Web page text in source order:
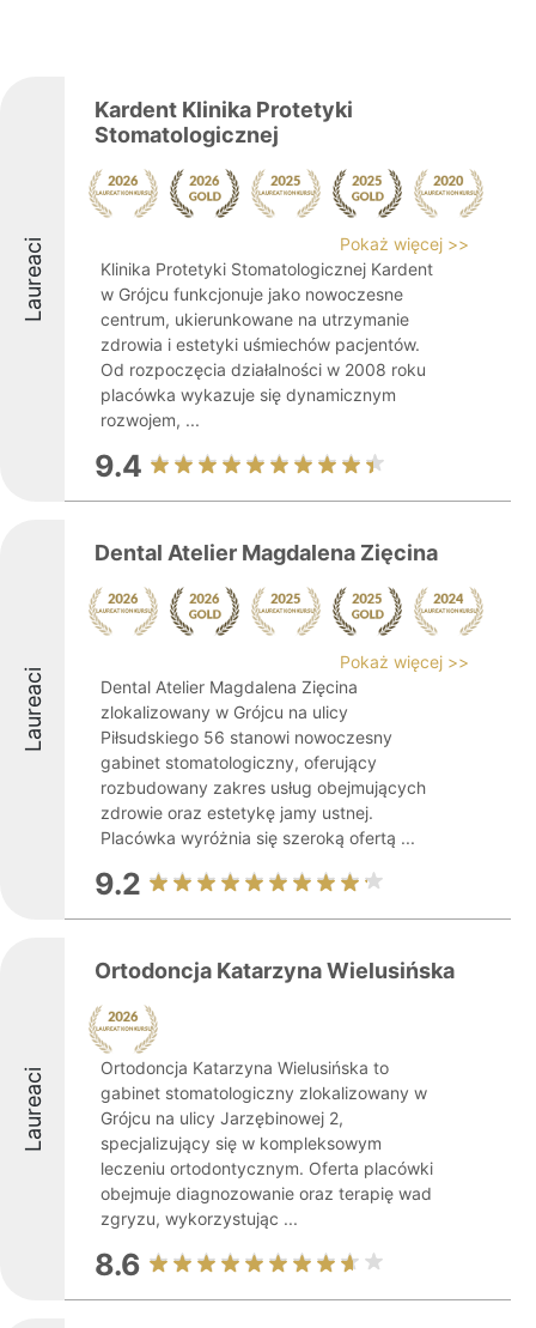
Laureaci
Kardent Klinika Protetyki
Stomatologicznej
Pokaż więcej >>
Klinika Protetyki Stomatologicznej Kardent
w Grójcu funkcjonuje jako nowoczesne
centrum, ukierunkowane na utrzymanie
zdrowia i estetyki uśmiechów pacjentów.
Od rozpoczęcia działalności w 2008 roku
placówka wykazuje się dynamicznym
rozwojem, ...
9.4
Laureaci
Dental Atelier Magdalena Zięcina
Pokaż więcej >>
Dental Atelier Magdalena Zięcina
zlokalizowany w Grójcu na ulicy
Piłsudskiego 56 stanowi nowoczesny
gabinet stomatologiczny, oferujący
rozbudowany zakres usług obejmujących
zdrowie oraz estetykę jamy ustnej.
Placówka wyróżnia się szeroką ofertą ...
9.2
Laureaci
Ortodoncja Katarzyna Wielusińska
Ortodoncja Katarzyna Wielusińska to
gabinet stomatologiczny zlokalizowany w
Grójcu na ulicy Jarzębinowej 2,
specjalizujący się w kompleksowym
leczeniu ortodontycznym. Oferta placówki
obejmuje diagnozowanie oraz terapię wad
zgryzu, wykorzystując ...
8.6